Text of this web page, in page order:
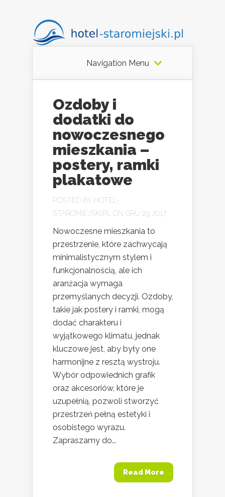
Navigation Menu
Ozdoby i
dodatki do
nowoczesnego
mieszkania –
postery, ramki
plakatowe
POSTED BY HOTEL-
STAROMIEJSKI.PL
ON GRU 29, 2017
Nowoczesne mieszkania to
przestrzenie, które zachwycają
minimalistycznym stylem i
funkcjonalnością, ale ich
aranżacja wymaga
przemyślanych decyzji. Ozdoby,
takie jak postery i ramki, mogą
dodać charakteru i
wyjątkowego klimatu, jednak
kluczowe jest, aby były one
harmonijne z resztą wystroju.
Wybór odpowiednich grafik
oraz akcesoriów, które je
uzupełnią, pozwoli stworzyć
przestrzeń pełną estetyki i
osobistego wyrazu.
Zapraszamy do...
Read More